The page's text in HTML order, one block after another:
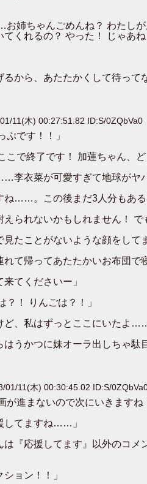
ちゃんごめんね？ わたしが
くれるの？ やった！ じゃあ
から、あたたかくして待って
11(木) 00:27:51.82 ID:S/0ZQbVa0
ぷです！！」
こで終了です！ 加蓮ちゃん、ど
李衣菜が可愛すぎて地球がヤ
……。この後まだ3人分もある
られないかもしれません！ で
見たことがないような顔をして
て帰ってあたたかいお布団で
てくださいー」
！ りんごは？！」
ど、私はずっとここにいたよ
うかつに妹オーラ出しちゃ駄
01/11(木) 00:30:45.02 ID:S/
が進まないので次にいきますね
してますね……」
『応援してます』以外のコメ
ョン！！」